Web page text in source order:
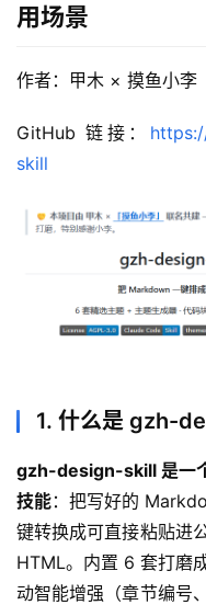
用场景
作者：甲木 × 摸鱼小李
GitHub 链接：
skill
1. 什么是 gzh-
gzh-design-skill 是一
技能：把写好的
键转换成可直接粘贴进
HTML。内置 6 套打磨
动智能增强（章节编号